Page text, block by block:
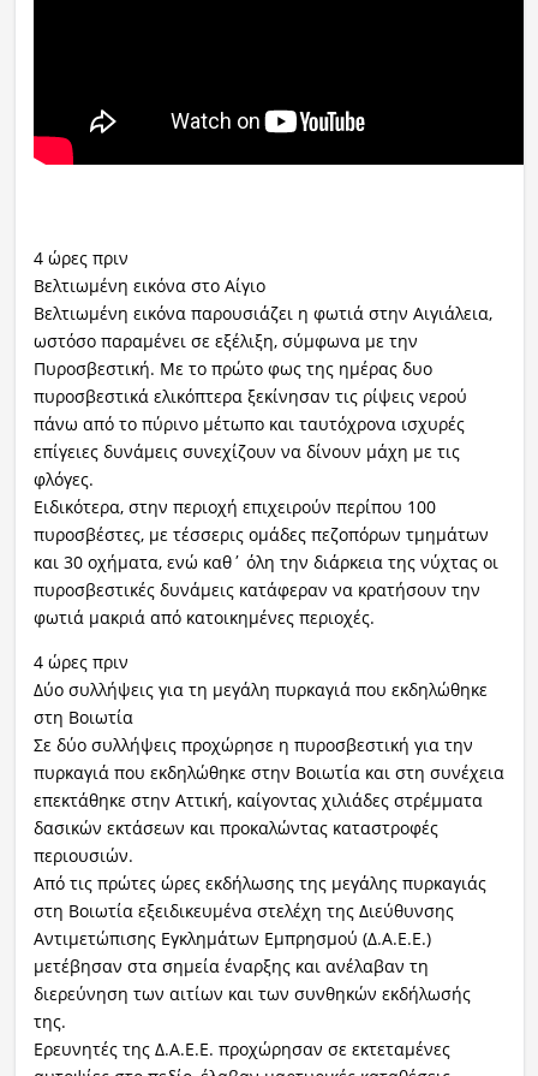
4 ώρες πριν
Βελτιωμένη εικόνα στο Αίγιο
Βελτιωμένη εικόνα παρουσιάζει η φωτιά στην Αιγιάλεια,
ωστόσο παραμένει σε εξέλιξη, σύμφωνα με την
Πυροσβεστική. Με το πρώτο φως της ημέρας δυο
πυροσβεστικά ελικόπτερα ξεκίνησαν τις ρίψεις νερού
πάνω από το πύρινο μέτωπο και ταυτόχρονα ισχυρές
επίγειες δυνάμεις συνεχίζουν να δίνουν μάχη με τις
φλόγες.
Ειδικότερα, στην περιοχή επιχειρούν περίπου 100
πυροσβέστες, με τέσσερις ομάδες πεζοπόρων τμημάτων
και 30 οχήματα, ενώ καθ΄ όλη την διάρκεια της νύχτας οι
πυροσβεστικές δυνάμεις κατάφεραν να κρατήσουν την
φωτιά μακριά από κατοικημένες περιοχές.
4 ώρες πριν
Δύο συλλήψεις για τη μεγάλη πυρκαγιά που εκδηλώθηκε
στη Βοιωτία
Σε δύο συλλήψεις προχώρησε η πυροσβεστική για την
πυρκαγιά που εκδηλώθηκε στην Βοιωτία και στη συνέχεια
επεκτάθηκε στην Αττική, καίγοντας χιλιάδες στρέμματα
δασικών εκτάσεων και προκαλώντας καταστροφές
περιουσιών.
Από τις πρώτες ώρες εκδήλωσης της μεγάλης πυρκαγιάς
στη Βοιωτία εξειδικευμένα στελέχη της Διεύθυνσης
Αντιμετώπισης Εγκλημάτων Εμπρησμού (Δ.Α.Ε.Ε.)
μετέβησαν στα σημεία έναρξης και ανέλαβαν τη
διερεύνηση των αιτίων και των συνθηκών εκδήλωσής
της.
Ερευνητές της Δ.Α.Ε.Ε. προχώρησαν σε εκτεταμένες